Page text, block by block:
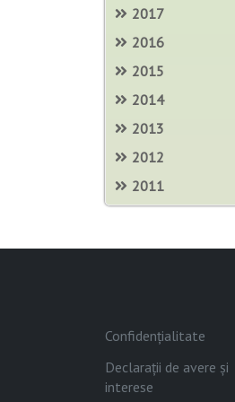
2017
2016
2015
2014
2013
2012
2011
Confidențialitate
Declarații de avere și
interese